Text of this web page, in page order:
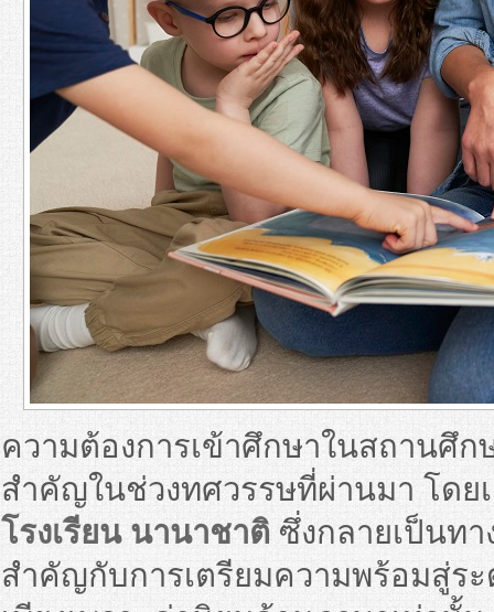
ความต้องการเข้าศึกษาในสถานศึ
สำคัญในช่วงทศวรรษที่ผ่านมา โดย
โรงเรียน นานาชาติ ซึ่งกลายเป็นท
สำคัญกับการเตรียมความพร้อมสู่ร